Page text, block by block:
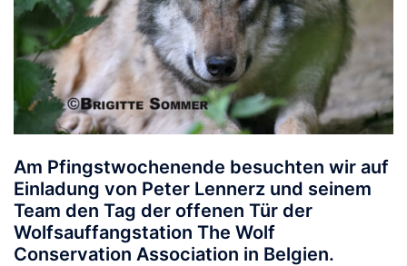
Am Pfingstwochenende besuchten wir auf
Einladung von Peter Lennerz und seinem
Team den Tag der offenen Tür der
Wolfsauffangstation The Wolf
Conservation Association in Belgien.